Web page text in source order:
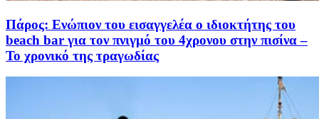
Πάρος: Ενώπιον του εισαγγελέα ο ιδιοκτήτης του
beach bar για τον πνιγμό του 4χρονου στην πισίνα –
Το χρονικό της τραγωδίας